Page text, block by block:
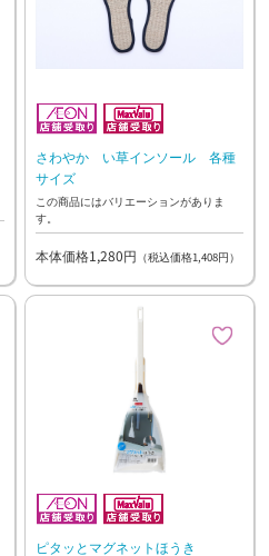
さわやか い草インソール 各種
サイズ
この商品にはバリエーションがありま
す。
本体価格1,280円 （税込価格1,408円）
ピタッとマグネットほうき